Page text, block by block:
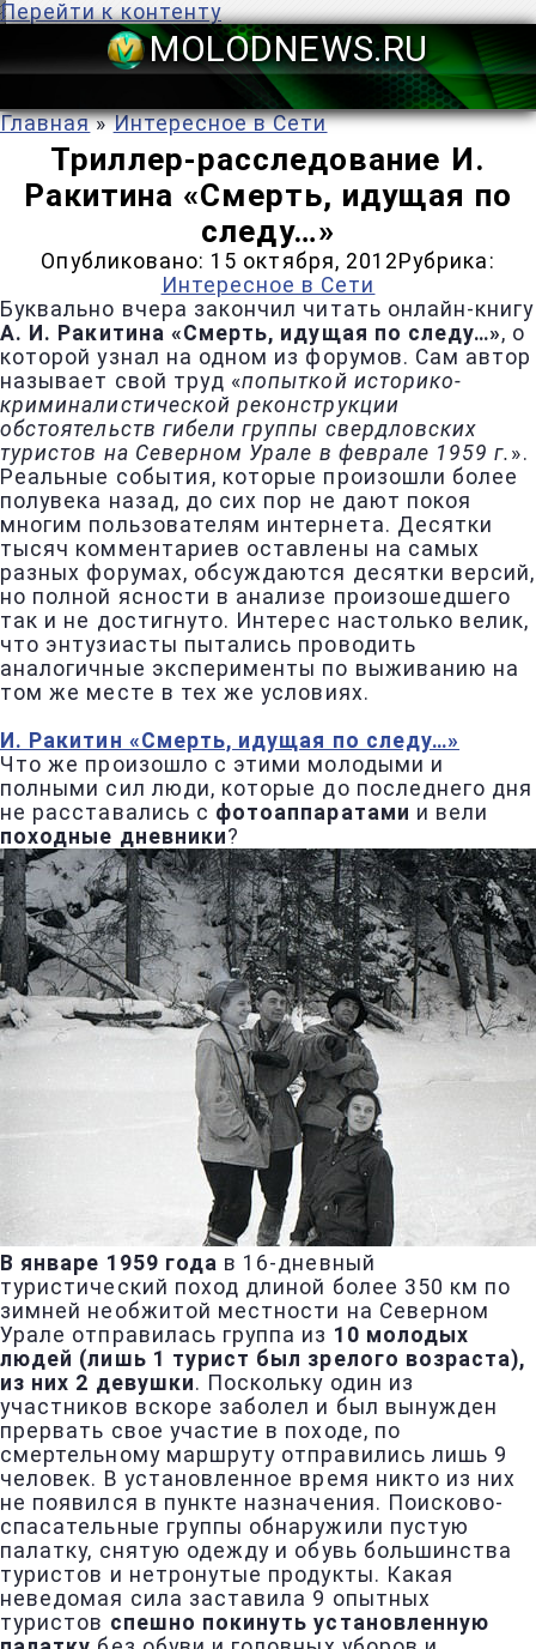
Перейти к контенту
Главная » Интересное в Сети
Триллер-расследование И.
Ракитина «Смерть, идущая по
следу…»
Опубликовано: 15 октября, 2012 Рубрика:
Интересное в Сети
Буквально вчера закончил читать онлайн-книгу
А. И. Ракитина «Смерть, идущая по следу…», о
которой узнал на одном из форумов. Сам автор
называет свой труд «попыткой историко-
криминалистической реконструкции
обстоятельств гибели группы свердловских
туристов на Северном Урале в феврале 1959 г. ».
Реальные события, которые произошли более
полувека назад, до сих пор не дают покоя
многим пользователям интернета. Десятки
тысяч комментариев оставлены на самых
разных форумах, обсуждаются десятки версий,
но полной ясности в анализе произошедшего
так и не достигнуто. Интерес настолько велик,
что энтузиасты пытались проводить
аналогичные эксперименты по выживанию на
том же месте в тех же условиях.
И. Ракитин «Смерть, идущая по следу…»
Что же произошло с этими молодыми и
полными сил люди, которые до последнего дня
не расставались с фотоаппаратами и вели
походные дневники?
В январе 1959 года в 16-дневный
туристический поход длиной более 350 км по
зимней необжитой местности на Северном
Урале отправилась группа из 10 молодых
людей (лишь 1 турист был зрелого возраста),
из них 2 девушки. Поскольку один из
участников вскоре заболел и был вынужден
прервать свое участие в походе, по
смертельному маршруту отправились лишь 9
человек. В установленное время никто из них
не появился в пункте назначения. Поисково-
спасательные группы обнаружили пустую
палатку, снятую одежду и обувь большинства
туристов и нетронутые продукты. Какая
неведомая сила заставила 9 опытных
туристов спешно покинуть установленную